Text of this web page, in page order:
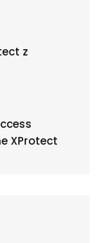
z
XProtect